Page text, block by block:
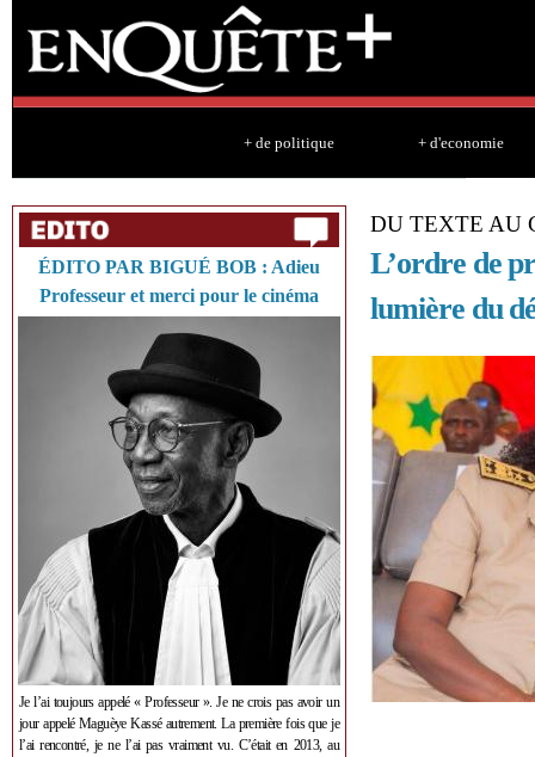
+ de politique + d'economie
ÉDITO PAR BIGUÉ BOB : Adieu
Professeur et merci pour le cinéma
Je l’ai toujours appelé « Professeur ». Je ne crois pas avoir un
jour appelé Maguèye Kassé autrement. La première fois que je
l’ai rencontré, je ne l’ai pas vraiment vu. C’était en 2013, au
DU TEXTE AU
L’ordre de
lumière du